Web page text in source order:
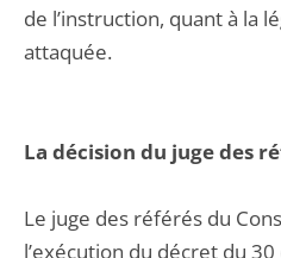
de l’instruction, quant à la
attaquée.
La décision du juge des
Le juge des référés du
l’exécution du décret du